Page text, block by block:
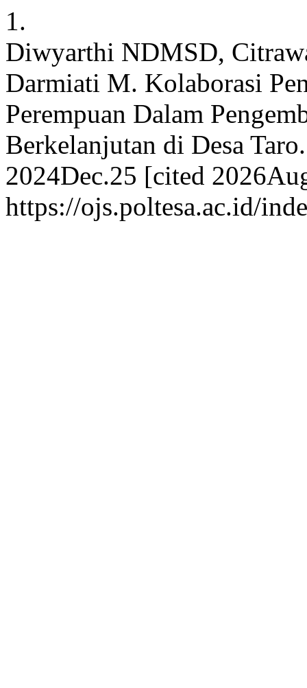
1.
Diwyarthi NDMSD,
Darmiati M. Kolaborasi
Perempuan Dalam
Berkelanjutan di Desa
2024Dec.25 [cited
https://ojs.poltesa.ac.id/